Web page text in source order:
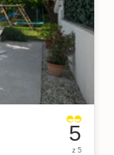
5
z 5